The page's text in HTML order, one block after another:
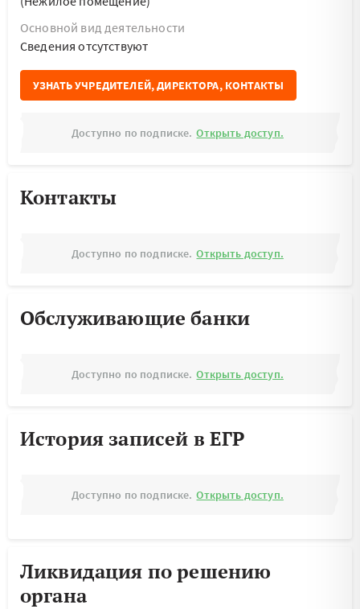
Основной вид деятельности
Cведения отсутствуют
УЗНАТЬ УЧРЕДИТЕЛЕЙ, ДИРЕКТОРА, КОНТАКТЫ
Доступно по подписке. Открыть доступ.
Контакты
Доступно по подписке. Открыть доступ.
Обслуживающие банки
Доступно по подписке. Открыть доступ.
История записей в ЕГР
Доступно по подписке. Открыть доступ.
Ликвидация по решению
органа